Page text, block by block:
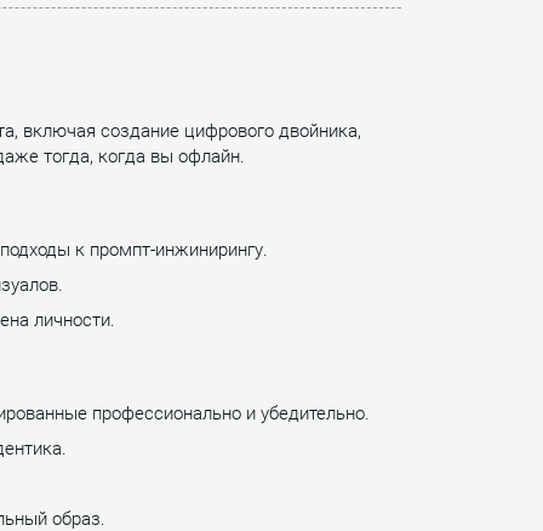
включая создание цифрового двойника,
тогда, когда вы офлайн.
к промпт-инжинирингу.
личности.
профессионально и убедительно.
образ.